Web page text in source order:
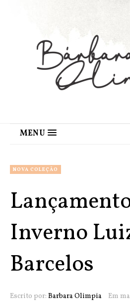
MENU
NOVA COLEÇÃO
Inverno
Barcelos
Escrito por: Barbara Olimpia
Em